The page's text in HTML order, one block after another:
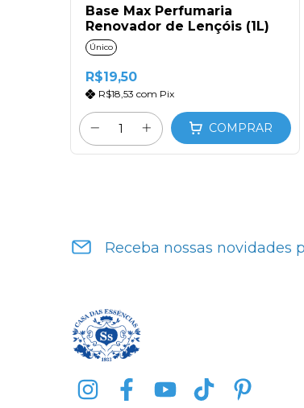
Base Max Perfumaria
Renovador de Lençóis (1L)
Único
R$19,50
R$18,53 com Pix
COMPRAR
Receba nossas novidades